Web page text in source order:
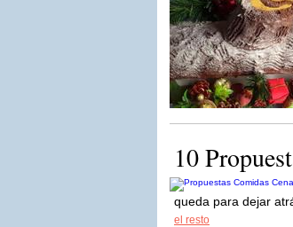
10
queda para dejar
el resto